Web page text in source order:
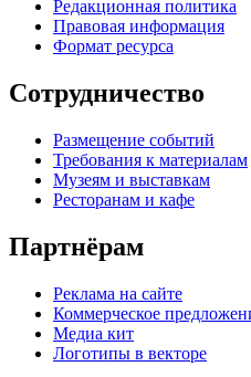
Редакционная политика
Правовая информация
Формат ресурса
Сотрудничество
Размещение событий
Требования к материалам
Музеям и выставкам
Ресторанам и кафе
Партнёрам
Реклама на сайте
Коммерческое
Медиа кит
Логотипы в векторе